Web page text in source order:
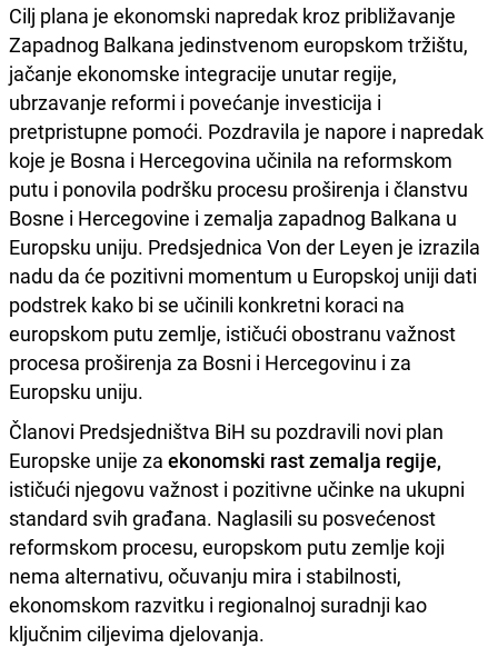
Cilj plana je ekonomski napredak kroz približavanje
Zapadnog Balkana jedinstvenom europskom tržištu,
jačanje ekonomske integracije unutar regije,
ubrzavanje reformi i povećanje investicija i
pretpristupne pomoći. Pozdravila je napore i napredak
koje je Bosna i Hercegovina učinila na reformskom
putu i ponovila podršku procesu proširenja i članstvu
Bosne i Hercegovine i zemalja zapadnog Balkana u
Europsku uniju. Predsjednica Von der Leyen je izrazila
nadu da će pozitivni momentum u Europskoj uniji dati
podstrek kako bi se učinili konkretni koraci na
europskom putu zemlje, ističući obostranu važnost
procesa proširenja za Bosni i Hercegovinu i za
Europsku uniju.
Članovi Predsjedništva BiH su pozdravili novi plan
Europske unije za ekonomski rast zemalja regije,
ističući njegovu važnost i pozitivne učinke na ukupni
standard svih građana. Naglasili su posvećenost
reformskom procesu, europskom putu zemlje koji
nema alternativu, očuvanju mira i stabilnosti,
ekonomskom razvitku i regionalnoj suradnji kao
ključnim ciljevima djelovanja.